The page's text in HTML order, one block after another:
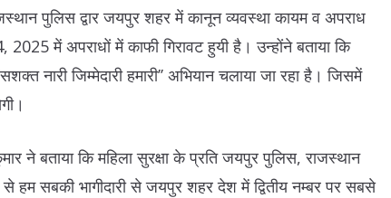
पुलिस द्वार जयपुर शहर में कानून व्यवस्था कायम व अपराध
में अपराधों में काफी गिरावट हुयी है। उन्होंने बताया कि
नारी जिम्मेदारी हमारी’’ अभियान चलाया जा रहा है। जिसमें
ने बताया कि महिला सुरक्षा के प्रति जयपुर पुलिस, राजस्थान
हम सबकी भागीदारी से जयपुर शहर देश में द्वितीय नम्बर पर सबसे